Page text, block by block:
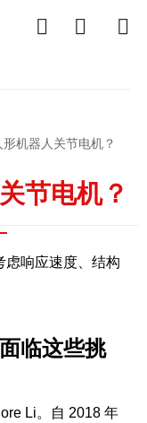
  
机器人关节电机？
节电机？
虑响应速度、结构
临这些挑
Li。自 2018 年